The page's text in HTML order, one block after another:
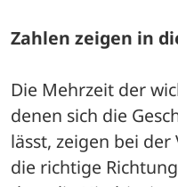
Zahlen zeigen in
Die Mehrzeit der
denen sich die
lässt, zeigen bei
die richtige